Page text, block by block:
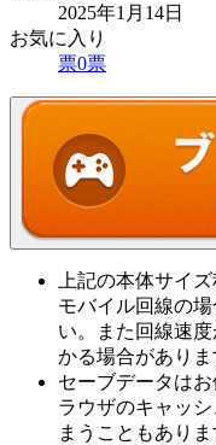
2025年1月14日
お気に入り
票0票
上記の本体サイ
モバイル回線の
い。また回線速
かる場合がありま
セーブデータは
ラウザのキャッ
まうこともあり